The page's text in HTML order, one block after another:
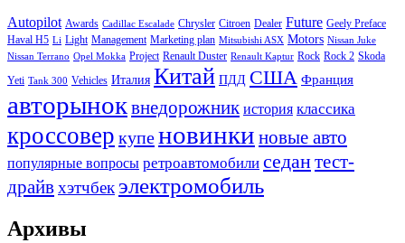
Autopilot Awards Cadillac Escalade Chrysler Citroen Dealer Future Geely Preface
Haval H5 Li Light Management Marketing plan Mitsubishi ASX Motors Nissan Juke
Nissan Terrano Opel Mokka Project Renault Duster Renault Kaptur Rock Rock 2 Skoda
Yeti Tank 300 Vehicles Италия Китай ПДД США Франция
авторыноквнедорожник история классика
кроссовер купеновинки новые авто
популярные вопросы ретроавтомобили седантест-
драйвхэтчбек электромобиль
Архивы